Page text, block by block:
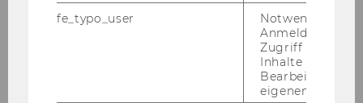
te is Par­king me­ters pe­n­al­ties, he has to raise
the com­plaint to the Fe­deral Fi­nan­ce Court.
i) The Ad­mi­nis­tra­ti­ve Court/the Fe­deral Fi­nan­ce
Court have then to re­cei­ve the rai­sed com­
fe_typo_user
Notwendig für
Anmeldung und
Zugriff auf
Inhalte oder zur
Bearbeitung des
eigenen Profils.